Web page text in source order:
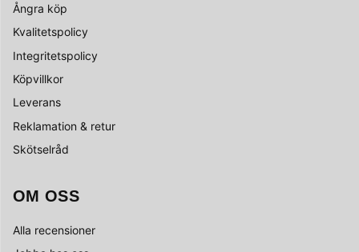
Ångra köp
Kvalitetspolicy
Integritetspolicy
Köpvillkor
Leverans
Reklamation & retur
Skötselråd
OM OSS
Alla recensioner